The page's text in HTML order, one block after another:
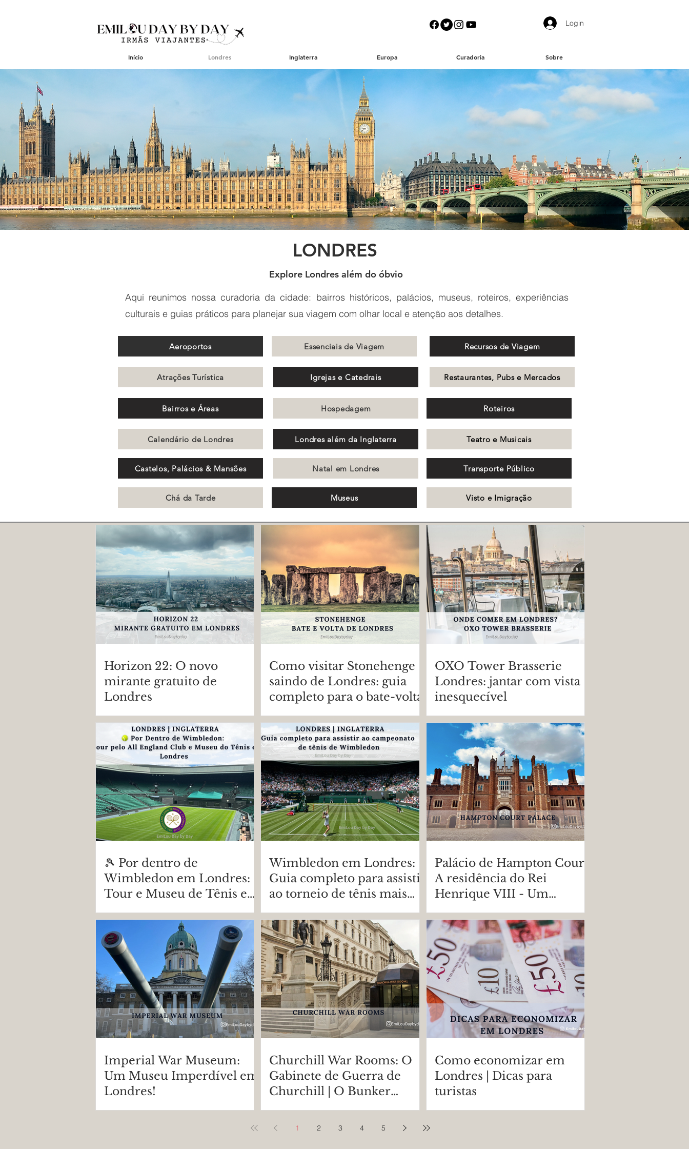
Login
Início Londres Inglaterra Europa Curadoria Sobre
LONDRES
Explore Londres além do óbvio
Aqui reunimos nossa curadoria da cidade: bairros históricos, palácios, museus, roteiros, experiências
culturais e guias práticos para planejar sua viagem com olhar local e atenção aos detalhes.
Aeroportos Essenciais de Viagem Recursos de Viagem
Atrações Turística Igrejas e Catedrais Restaurantes, Pubs e Mercados
Bairros e Áreas Hospedagem Roteiros
Calendário de Londres Londres além da Inglaterra Teatro e Musicais
Castelos, Palácios & Mansões Natal em Londres Transporte Público
Chá da Tarde Museus Visto e Imigração
Horizon 22: O novo
mirante gratuito de
Londres
Como visitar Stonehenge
saindo de Londres: guia
completo para o bate-volta
OXO Tower Brasserie
Londres: jantar com vista
inesquecível
🎾 Por dentro de
Wimbledon em Londres:
Tour e Museu de Tênis em
Wimbledon | Como visitar
e vale a pena?
Wimbledon em Londres:
Guia completo para assistir
ao torneio de tênis mais
tradicional do mundo
Palácio de Hampton Court:
A residência do Rei
Henrique VIII - Um
Passeio pela História da
Realeza Britânica
Imperial War Museum:
Um Museu Imperdível em
Londres!
Churchill War Rooms: O
Gabinete de Guerra de
Churchill | O Bunker
Secreto da Segunda Guerra
Mundial em Londres
Como economizar em
Londres | Dicas para
turistas
1 2 3 4 5